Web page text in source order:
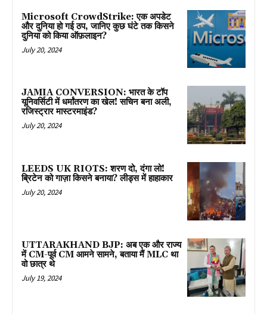
Microsoft CrowdStrike: एक अपडेट
और दुनिया हो गई ठप, जानिए कुछ घंटे तक किसने
दुनिया को किया ऑफ़लाइन?
July 20, 2024
JAMIA CONVERSION: भारत के टॉप
यूनिवर्सिटी में धर्मांतरण का खेल! सचिन बना अली,
रजिस्ट्रार मास्टरमाइंड?
July 20, 2024
LEEDS UK RIOTS: शरण दो, दंगा लो!
ब्रिटेन को गाज़ा किसने बनाया? लीड्स में हाहाकार
July 20, 2024
UTTARAKHAND BJP: अब एक और राज्य
में CM-पूर्व CM आमने सामने, बताया मैं MLC था
वो छात्र थे
July 19, 2024